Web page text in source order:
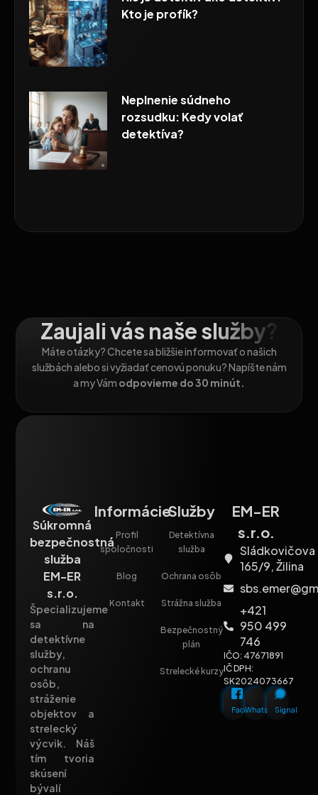
Kto je profík?
Neplnenie súdneho
rozsudku: Kedy volať
detektíva?
Zaujali vás naše služby?
Máte otázky? Chcete sa bližšie informovať o našich
službách alebo si vyžiadať cenovú ponuku? Napíšte nám
a my Vám odpovieme do 30 minút.
Súkromná
bezpečnostná
služba
EM-ER
s.r.o.
Špecializujeme
sa na
detektívne
služby,
ochranu
osôb,
stráženie
objektov a
strelecký
výcvik. Náš
tím tvoria
skúsení
bývalí
Informácie
Profil
spoločnosti
Blog
Kontakt
Služby
Detektívna
služba
Ochrana osôb
Strážna služba
Bezpečnostný
plán
Strelecké kurzy
EM-ER
s.r.o.
Sládkovičova
165/9, Žilina
+421
950 499
746
IČO: 47671891
IČ DPH:
SK2024073667
Facebook
WhatsappSignal